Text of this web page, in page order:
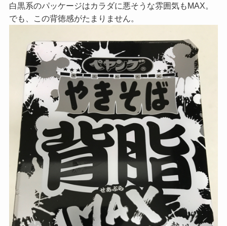
白黒系のパッケージはカラダに悪そうな雰囲気もMAX。
でも、この背徳感がたまりません。